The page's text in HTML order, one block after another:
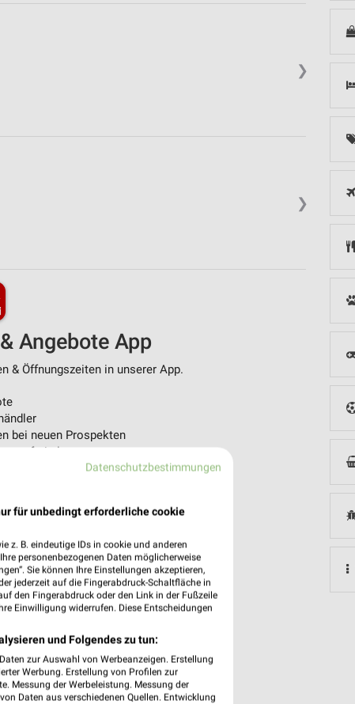
❯
❯
Angebote App
& Öffnungszeiten in unserer App.
bei neuen Prospekten
planen
Datenschutzbestimmungen
für unbedingt erforderliche cookie
z. B. eindeutige IDs in cookie und anderen
personenbezogenen Daten möglicherweise
Sie können Ihre Einstellungen akzeptieren,
jederzeit auf die Fingerabdruck-Schaltfläche in
den Fingerabdruck oder den Link in der Fußzeile
Einwilligung widerrufen. Diese Entscheidungen
und Folgendes zu tun:
zur Auswahl von Werbeanzeigen. Erstellung
Werbung. Erstellung von Profilen zur
Messung der Werbeleistung. Messung der
Daten aus verschiedenen Quellen. Entwicklung